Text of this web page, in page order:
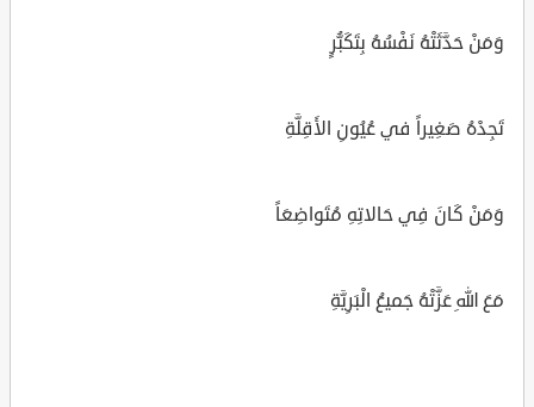
وَمَنْ حَدَّثَتْهُ نَفْسُهُ بِتَكَبُّرٍ
تَجِدْهُ صَغِيراً في عُيُونِ الأَقِلَّةِ
وَمَنْ كَانَ فِي حَالاتِهِ مُتَواضِعَاً
مَعَ اللهِ عَزَّتْهُ جَميعُ الْبَرِيَّةِ